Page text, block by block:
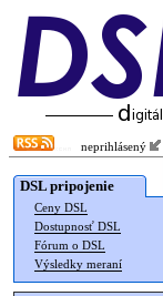
neprihlásený
DSL pripojenie
Ceny DSL
Dostupnosť DSL
Fórum o DSL
Výsledky meraní